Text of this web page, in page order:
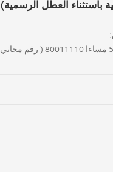
باستثناء العطل الرسمية)